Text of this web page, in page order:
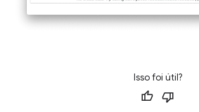
Isso foi útil?